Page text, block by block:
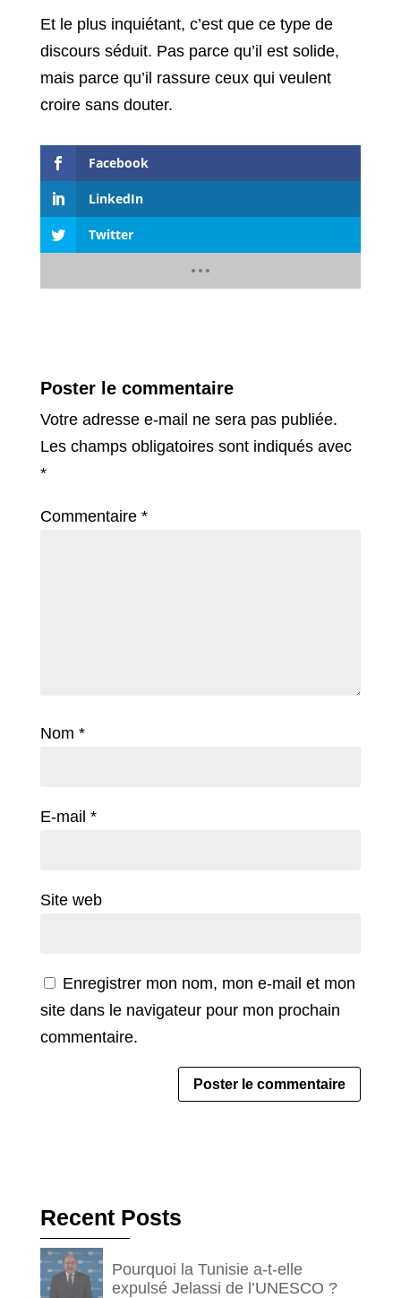
Et le plus inquiétant, c’est que ce type de
discours séduit. Pas parce qu’il est solide,
mais parce qu’il rassure ceux qui veulent
croire sans douter.
Facebook
LinkedIn
Twitter
Poster le commentaire
Votre adresse e-mail ne sera pas publiée.
Les champs obligatoires sont indiqués avec
*
Commentaire *
Nom *
E-mail *
Site web
Enregistrer mon nom, mon e-mail et mon
site dans le navigateur pour mon prochain
commentaire.
Recent Posts
Pourquoi la Tunisie a-t-elle
expulsé Jelassi de l’UNESCO ?